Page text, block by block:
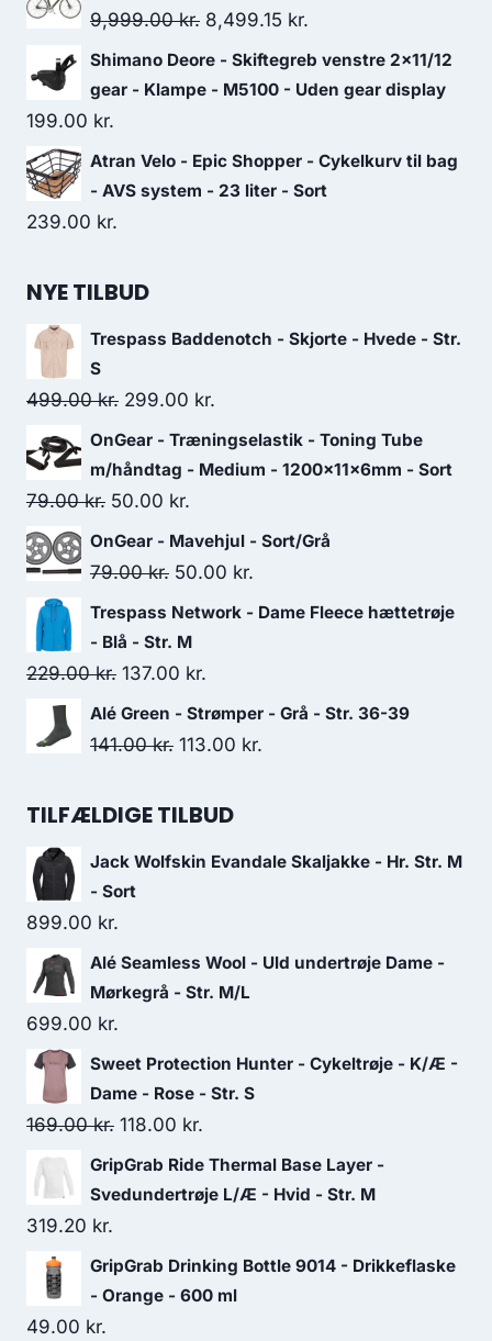
9,999.00kr. Original
price
was:
8,499.15 kr.
price
is:
Shimano Deore - Skiftegreb venstre 2x11/12
gear - Klampe - M5100 - Uden gear display
199.00 kr.
Atran Velo - Epic Shopper - Cykelkurv til bag
- AVS system - 23 liter - Sort
239.00 kr.
NYE TILBUD
Trespass Baddenotch - Skjorte - Hvede - Str.
S
499.00kr. Original
price
was:
499.00 kr..
299.00 kr.
price
is:
OnGear - Træningselastik - Toning Tube
m/håndtag - Medium - 1200x11x6mm - Sort
79.00kr. Original
price
was:
50.00 kr.
price
is:
OnGear - Mavehjul - Sort/Grå
79.00kr. Original
price
was:
79.00 kr..
50.00 kr.
price
Trespass Network - Dame Fleece hættetrøje
- Blå - Str. M
229.00kr. Original
price
was:
137.00 kr.
price
is:
Alé Green - Strømper - Grå - Str. 36-39
141.00kr. Original
was:
113.00 kr.
TILFÆLDIGE TILBUD
Jack Wolfskin Evandale Skaljakke - Hr. Str. M
- Sort
899.00 kr.
Alé Seamless Wool - Uld undertrøje Dame -
Mørkegrå - Str. M/L
699.00 kr.
Sweet Protection Hunter - Cykeltrøje - K/Æ -
Dame - Rose - Str. S
169.00kr. Original
price
was:
118.00 kr.
price
is:
GripGrab Ride Thermal Base Layer -
Svedundertrøje L/Æ - Hvid - Str. M
319.20 kr.
GripGrab Drinking Bottle 9014 - Drikkeflaske
- Orange - 600 ml
49.00 kr.